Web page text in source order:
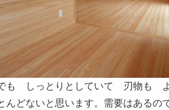
しっとりとしていて 刃物も よ
どないと思います。需要はある